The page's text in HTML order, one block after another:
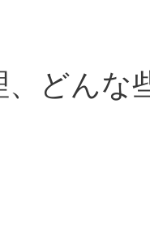
どんな